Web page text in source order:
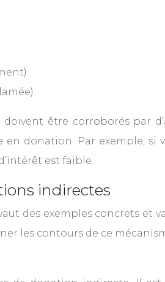
être corroborés par
donation. Par exemple,
est faible.
indirectes
des exemples concrets et
les contours de ce